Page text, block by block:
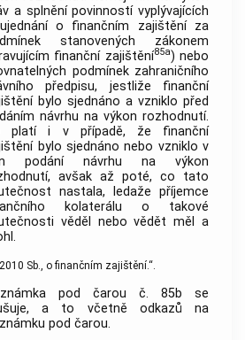
a splnění povinností vyplývajících
o finančním zajištění za
stanovených zákonem
finanční zajištění85a) nebo
podmínek zahraničního
předpisu, jestliže finanční
bylo sjednáno a vzniklo před
návrhu na výkon rozhodnutí.
platí i v případě, že finanční
bylo sjednáno nebo vzniklo v
podání návrhu na výkon
avšak až poté, co tato
nastala, ledaže příjemce
kolaterálu o takové
věděl nebo vědět měl a
Sb., o finančním zajištění.“.
pod čarou č. 85b se
a to včetně odkazů na
pod čarou.